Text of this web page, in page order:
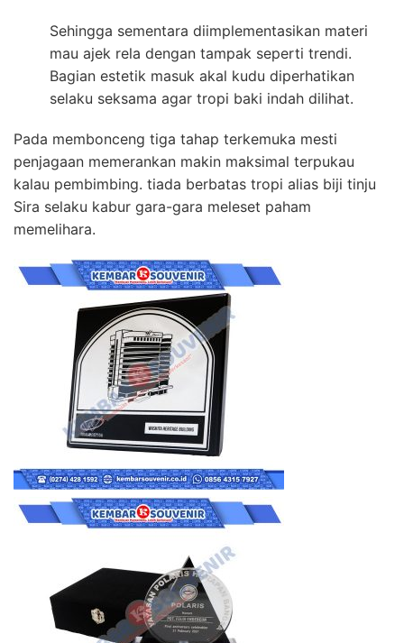
Sehingga sementara diimplementasikan materi
mau ajek rela dengan tampak seperti trendi.
Bagian estetik masuk akal kudu diperhatikan
selaku seksama agar tropi baki indah dilihat.
Pada membonceng tiga tahap terkemuka mesti
penjagaan memerankan makin maksimal terpukau
kalau pembimbing. tiada berbatas tropi alias biji tinju
Sira selaku kabur gara-gara meleset paham
memelihara.